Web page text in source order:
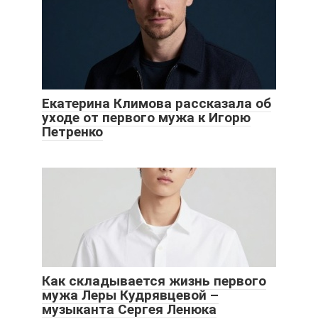
Екатерина Климова рассказала об
уходе от первого мужа к Игорю
Петренко
Как складывается жизнь первого
мужа Леры Кудрявцевой –
музыканта Сергея Ленюка